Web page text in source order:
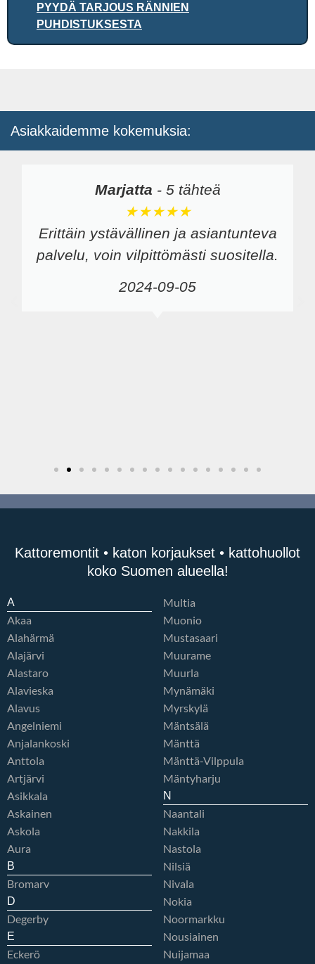
PYYDÄ TARJOUS RÄNNIEN
PUHDISTUKSESTA
Asiakkaidemme kokemuksia:
Marjatta - 5 tähteä
★★★★★
Erittäin ystävällinen ja asiantunteva
palvelu, voin vilpittömästi suositella.
2024-09-05
Kattoremontit • katon korjaukset • kattohuollot
koko Suomen alueella!
A
Akaa
Alahärmä
Alajärvi
Alastaro
Alavieska
Alavus
Angelniemi
Anjalankoski
Anttola
Artjärvi
Asikkala
Askainen
Askola
Aura
B
Bromarv
D
Degerby
E
Eckerö
Multia
Muonio
Mustasaari
Muurame
Muurla
Mynämäki
Myrskylä
Mäntsälä
Mänttä
Mänttä-Vilppula
Mäntyharju
N
Naantali
Nakkila
Nastola
Nilsiä
Nivala
Nokia
Noormarkku
Nousiainen
Nuijamaa